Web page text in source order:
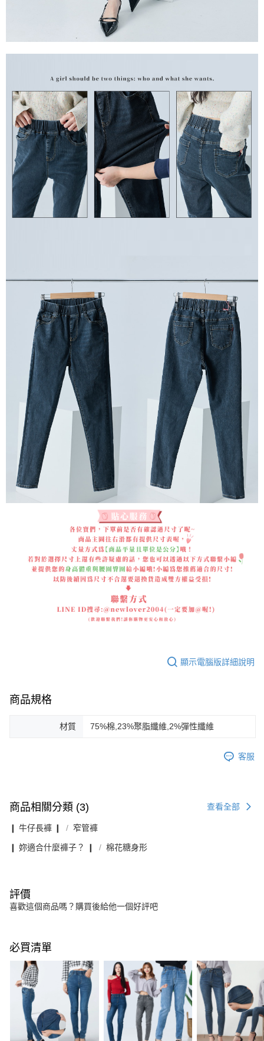
顯示電腦版詳細說明
商品規格
材質 75%棉,23%聚脂纖維,2%彈性纖維
客服
商品相關分類 (3) 查看全部
❙ 牛仔長褲 ❙ 窄管褲
❙ 妳適合什麼褲子？ ❙ 棉花糖身形
評價
喜歡這個商品嗎？購買後給他一個好評吧
必買清單